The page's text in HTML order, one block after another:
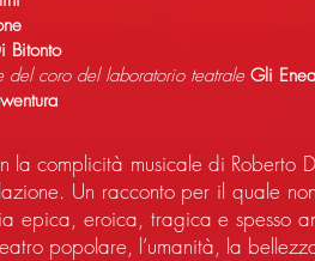
Bitonto
del coro del laboratorio teatrale Gli
la complicità musicale di Roberto
Un racconto per il quale
epica, eroica, tragica e spesso
popolare, l’umanità, la